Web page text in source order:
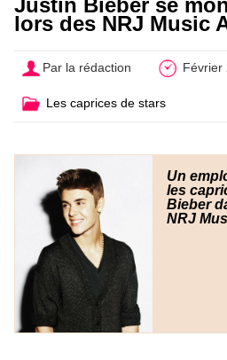
Justin Bieber se
lors des NRJ Music
Par la rédaction Février
Les caprices de stars
Un
les
Bieber
NRJ